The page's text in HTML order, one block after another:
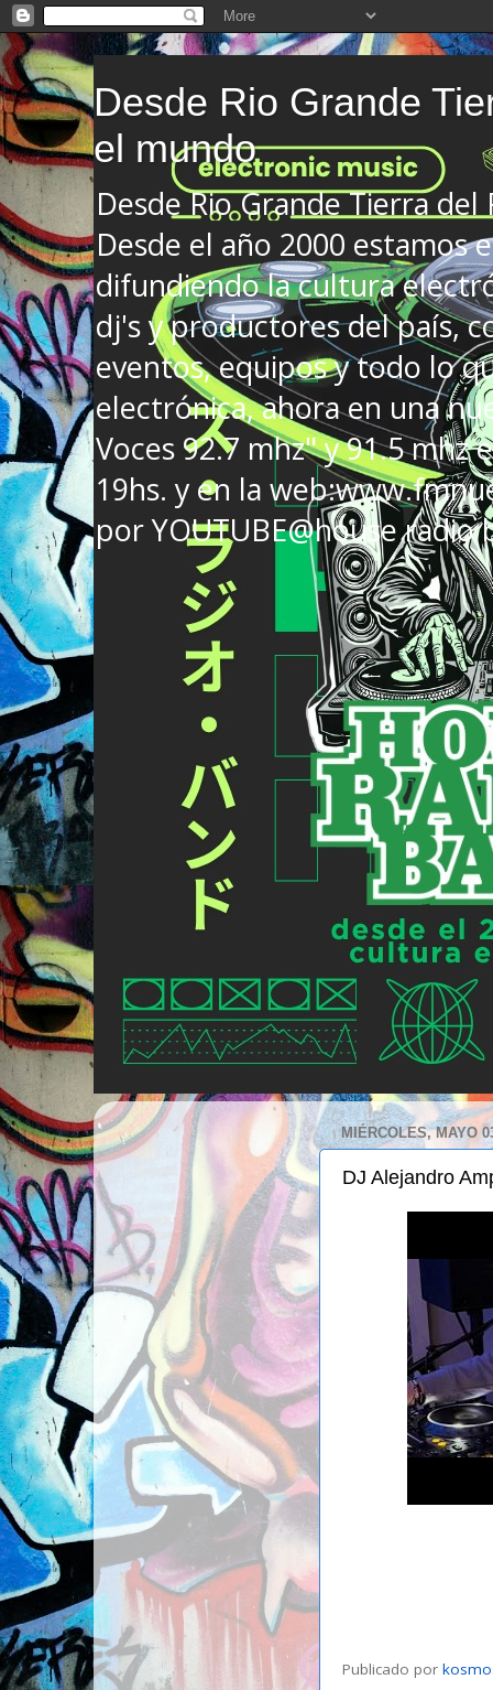
Desde Rio Grande
el mundo
Desde Rio Grande Tierra
Desde el año 2000 estamos
difundiendo la cultura
dj's y productores del país,
eventos, equipos y todo lo
electrónica, ahora en una
Voces 92.7 mhz" y 91.5 mhz
19hs. y en la
por YOUTUBE@house radio
MIÉRCOLES, MAYO
DJ Alejandro
Publicado por